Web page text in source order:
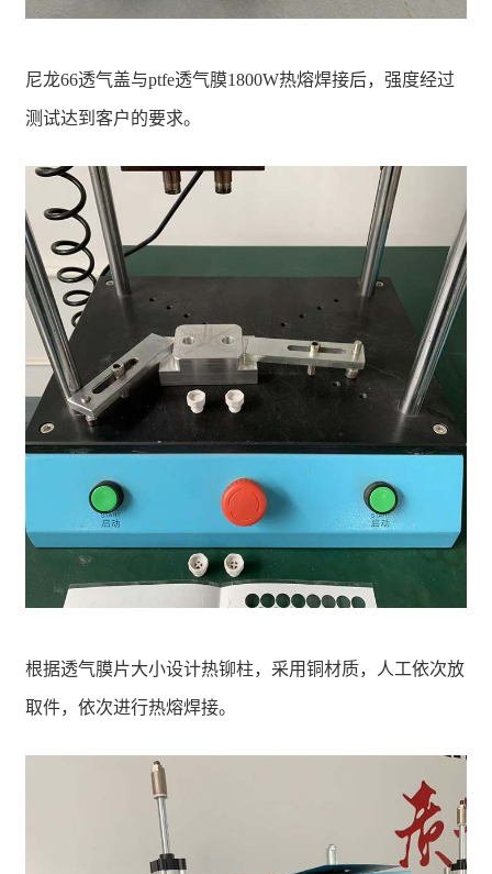
尼龙66透气盖与ptfe透气膜1800W热熔焊接后，强度经过
测试达到客户的要求。
根据透气膜片大小设计热铆柱，采用铜材质，人工依次放
取件，依次进行热熔焊接。